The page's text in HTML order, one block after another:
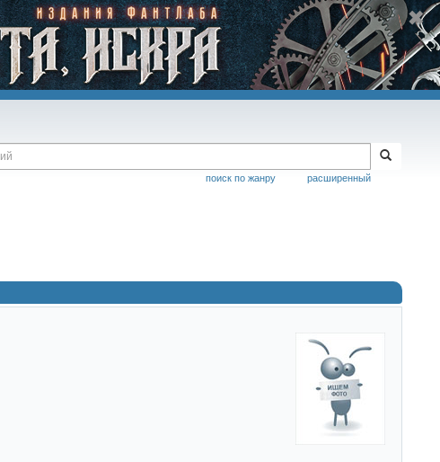
расширенный
поиск по жанру